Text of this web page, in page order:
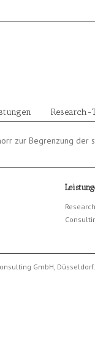
Research-
zur Begrenzung
Research
GmbH,